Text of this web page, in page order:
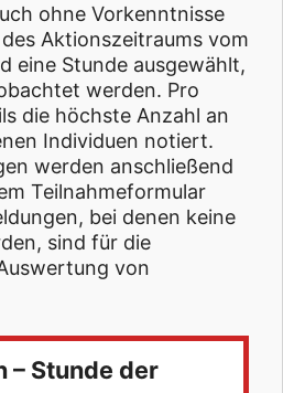
ohne Vorkenntnisse
Aktionszeitraums vom
eine Stunde ausgewählt,
werden. Pro
die höchste Anzahl an
Individuen notiert.
werden anschließend
Teilnahmeformular
bei denen keine
sind für die
von
– Stunde der